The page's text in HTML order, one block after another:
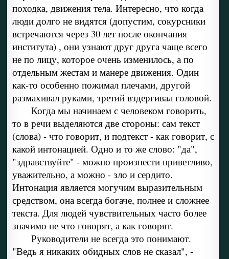
походка, движения тела. Интересно, что когда
люди долго не видятся (допустим, сокурсники
встречаются через 30 лет после окончания
института) , они узнают друг друга чаще всего
не по лицу, которое очень изменилось, а по
отдельным жестам и манере движения. Один
как-то особенно пожимал плечами, другой
размахивал руками, третий вздергивал головой.
Когда мы начинаем с человеком говорить,
то в речи выделяются две стороны: сам текст
(слова) - что говорит, и подтекст - как говорит, с
какой интонацией. Одно и то же слово: "да",
"здравствуйте" - можно произнести приветливо,
уважительно, а можно - зло и сердито.
Интонация является могучим выразительным
средством, она всегда богаче, полнее и сложнее
текста. Для людей чувствительных часто более
значимо не что говорят, а как говорят.
Руководители не всегда это понимают.
"Ведь я никаких обидных слов не сказал", -